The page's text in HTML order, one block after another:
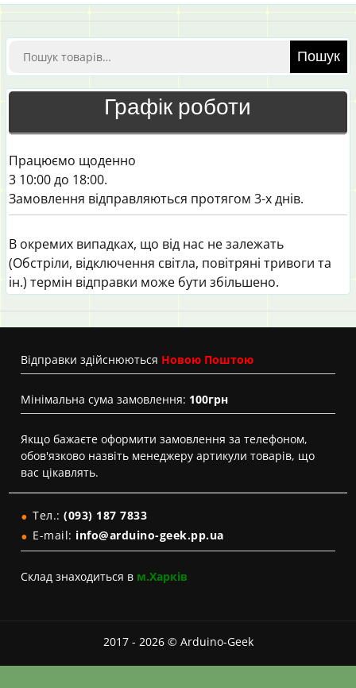
Шукати: Пошук
Графік роботи
Працюємо щоденно
3 10:00 до 18:00.
Замовлення відправляються протягом 3-х днів.
В окремих випадках, що від нас не залежать
(Обстріли, відключення світла, повітряні тривоги та
ін.) термін відправки може бути збільшено.
Вiдправки здійснюються Новою Поштою
Мінімальна сума замовлення: 100грн
Якщо бажаєте оформити замовлення за телефоном,
обов'язково назвіть менеджеру артикули товарів, що
вас цікавлять.
Тел.: (093) 187 7833
E-mail: info@arduino-geek.pp.ua
Склад знаходиться в м.Харків
2017 - 2026 © Arduino-Geek